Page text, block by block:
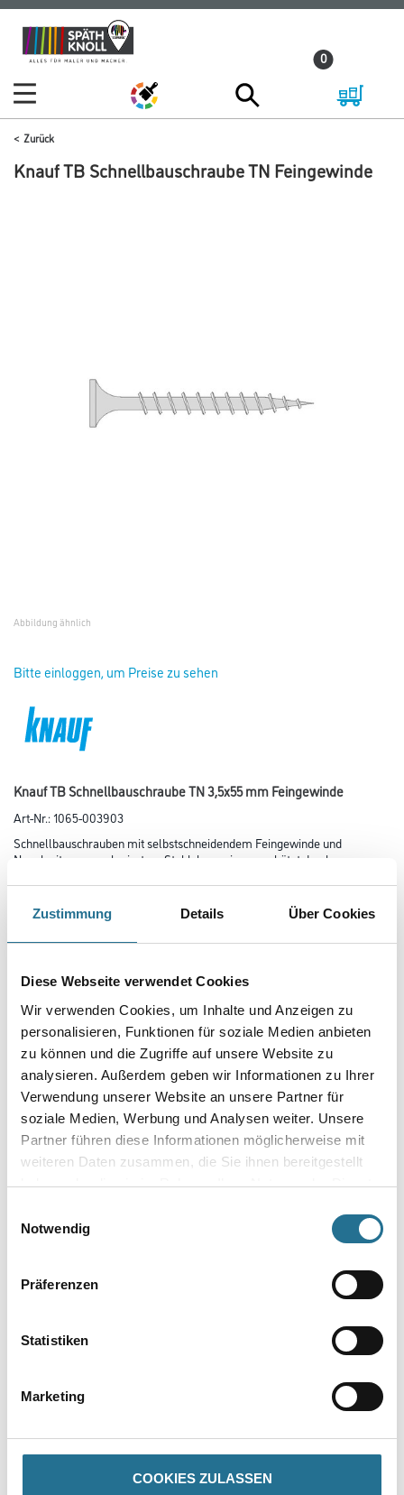
Zustimmung Details Über Cookies
Diese Webseite verwendet Cookies
Wir verwenden Cookies, um Inhalte und Anzeigen zu
personalisieren, Funktionen für soziale Medien anbieten
zu können und die Zugriffe auf unsere Website zu
analysieren. Außerdem geben wir Informationen zu Ihrer
Verwendung unserer Website an unsere Partner für
soziale Medien, Werbung und Analysen weiter. Unsere
Partner führen diese Informationen möglicherweise mit
weiteren Daten zusammen, die Sie ihnen bereitgestellt
haben oder die sie im Rahmen Ihrer Nutzung der Dienste
Notwendig
Präferenzen
Statistiken
Marketing
COOKIES ZULASSEN
Zum
Inhalt
Zum
Navigationsmenü
0
Zurück
Knauf TB Schnellbauschraube TN Feingewinde
Abbildung ähnlich
Bitte einloggen, um Preise zu sehen
Knauf TB Schnellbauschraube TN 3,5x55 mm Feingewinde
Art-Nr.:1065-003903
Schnellbauschrauben mit selbstschneidendem Feingewinde und
Nagelspitze aus unlegiertem Stahl, korrosionsgeschützt durch
Länge in centimeter
Breite in centimeter
Gebinde
Umrechnungsfaktoren
- Leichtes und schnelles Einschrauben
- Phosphatiert für Korrosionsschutz bei kurzzeitiger
Feuchtebeanspruchung, z.B. während Bauphase und Transport